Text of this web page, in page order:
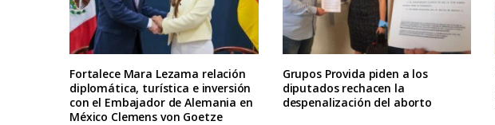
Fortalece Mara Lezama relación
diplomática, turística e inversión
con el Embajador de Alemania en
México Clemens von Goetze
Grupos Provida piden a los
diputados rechacen la
despenalización del aborto